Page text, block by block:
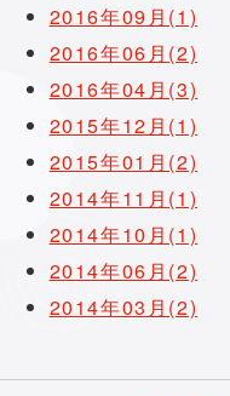
2016年09月(1)
2016年06月(2)
2016年04月(3)
2015年12月(1)
2015年01月(2)
2014年11月(1)
2014年10月(1)
2014年06月(2)
2014年03月(2)